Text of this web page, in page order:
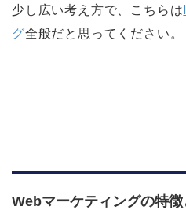
少し広い考え方で、こちらは
グ全般だと思ってください。
Webマーケティングの特徴